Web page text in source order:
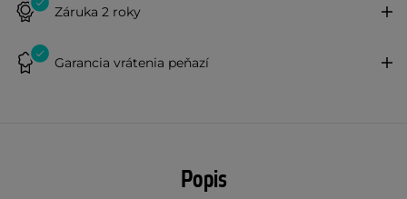
Záruka 2 roky
Garancia vrátenia peňazí
Popis